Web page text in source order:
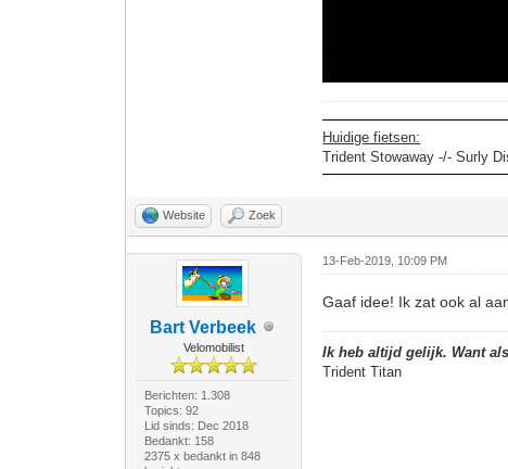
Huidige fietsen:
Trident Stowaway -/- Surly
Website Zoek
Bart Verbeek
Velomobilist
Berichten: 1.308
Topics: 92
Lid sinds: Dec 2018
Bedankt: 158
2375 x bedankt in 848
13-Feb-2019, 10:09 PM
Gaaf idee! Ik zat ook al
Ik heb altijd gelijk. Want
Trident Titan